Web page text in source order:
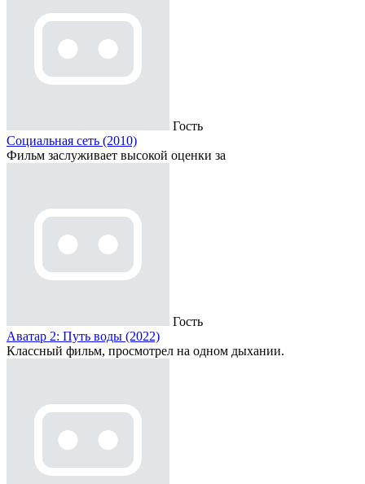
Гость
Социальная сеть (2010)
Фильм заслуживает высокой оценки за
Гость
Аватар 2: Путь воды (2022)
Классный фильм, просмотрел на одном дыхании.